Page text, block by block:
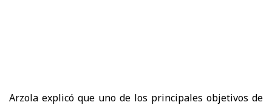
Arzola explicó que uno de los principales objetivos de